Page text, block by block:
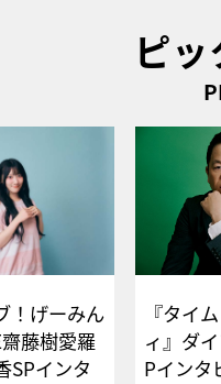
ピ
！げーみん
藤樹愛羅
SPインタ
『タイ
ィ』ダ
Pイ